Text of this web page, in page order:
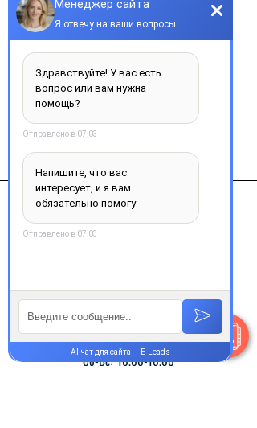
Добавить в корзину
Виробник
Контакты
Пн-Пт:9.00-18.00
Сб-Вс:10.00-16.00